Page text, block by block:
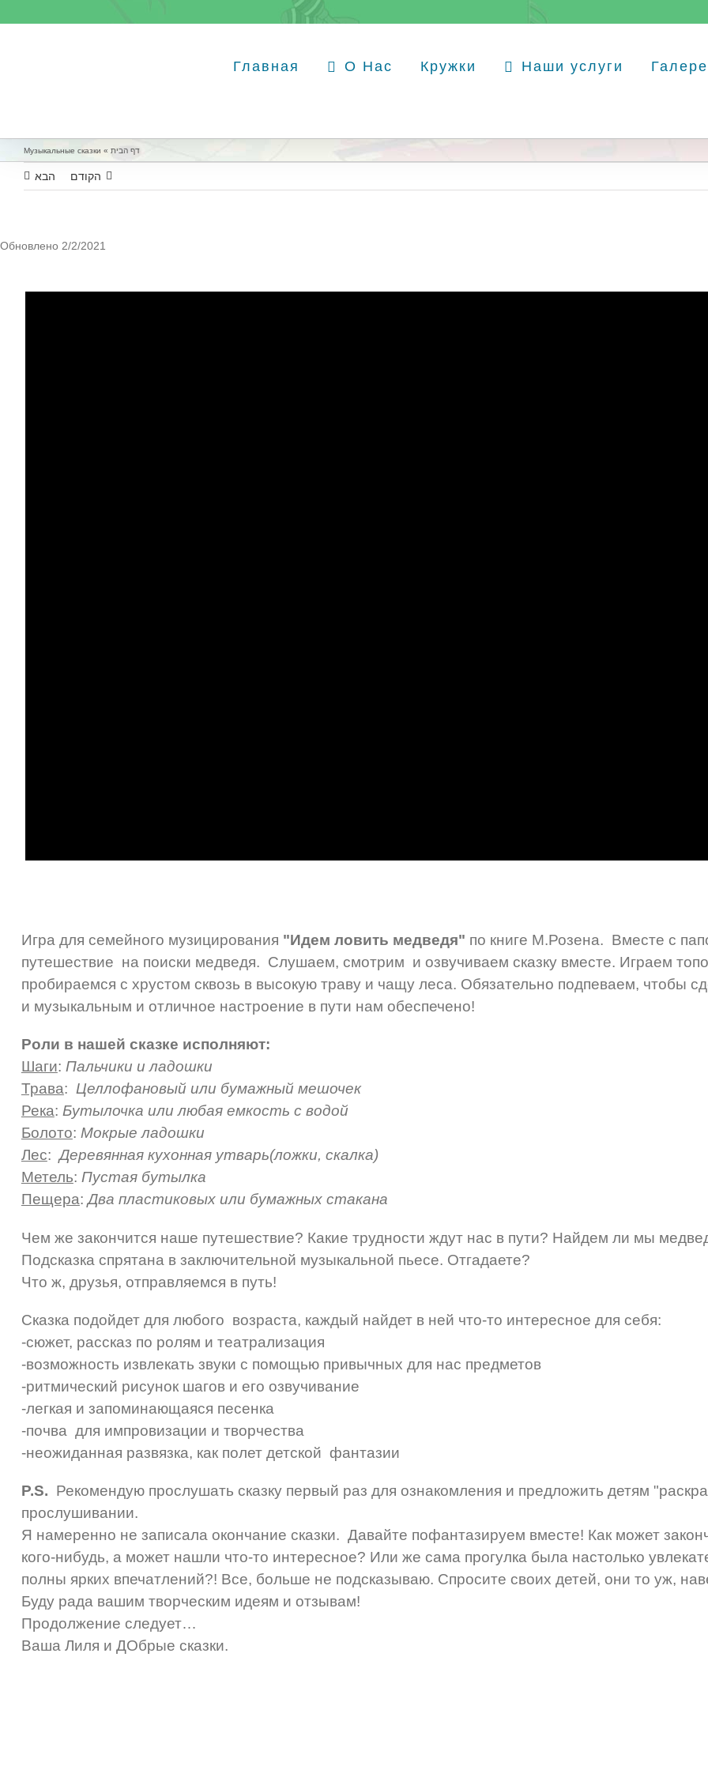
Наши услуги
Кружки
О Нас
Главная
דף הבית »
Музыкальные сказки
הקודם הבא
Обновлено 2/2/2021
Игра для семейного музицирования "Идем ловить медведя" по книге М.Розена. Вместе с
путешествие на поиски медведя. Слушаем, смотрим и озвучиваем сказку вместе. Играем
пробираемся с хрустом сквозь в высокую траву и чащу леса. Обязательно подпеваем, чтобы
и музыкальным и отличное настроение в пути нам обеспечено!
Роли в нашей сказке исполняют:
Шаги: Пальчики и ладошки
Трава: Целлофановый или бумажный мешочек
Река: Бутылочка или любая емкость с водой
Болото: Мокрые ладошки
Лес:Деревянная кухонная утварь(ложки, скалка)
Метель: Пустая бутылка
Пещера:Два пластиковых или бумажных стакана
Чем же закончится наше путешествие? Какие трудности ждут нас в пути? Найдем ли мы
Подсказка спрятана в заключительной музыкальной пьесе. Отгадаете?
Что ж, друзья, отправляемся в путь!
Сказка подойдет для любого возраста, каждый найдет в ней что-то интересное для себя:
-сюжет, рассказ по ролям и театрализация
-возможность извлекать звуки с помощью привычных для нас предметов
-ритмический рисунок шагов и его озвучивание
-легкая и запоминающаяся песенка
-почва для импровизации и творчества
-неожиданная развязка, как полет детской фантазии
P.S. Рекомендую прослушать сказку первый раз для ознакомления и предложить детям
прослушивании.
Я намеренно не записала окончание сказки. Давайте пофантазируем вместе! Как может
кого-нибудь, а может нашли что-то интересное? Или же сама прогулка была настолько
полны ярких впечатлений?! Все, больше не подсказываю. Спросите своих детей, они то уж,
Буду рада вашим творческим идеям и отзывам!
Продолжение следует…
Ваша Лиля и ДОбрые сказки.